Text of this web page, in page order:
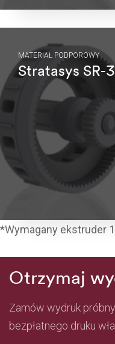
MATERIAŁ PODPOROWY
Stratasys SR-
*Wymagany ekstruder
Otrzymaj
Zamów wydruk
bezpłatnego druku